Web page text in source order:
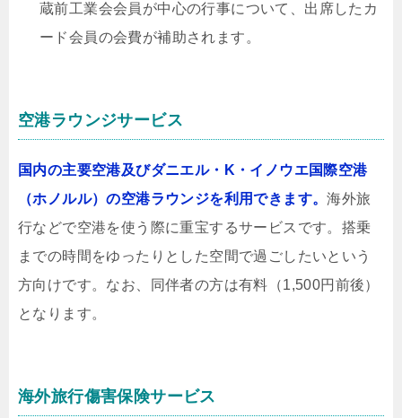
蔵前工業会会員が中心の行事について、出席したカ
ード会員の会費が補助されます。
空港ラウンジサービス
国内の主要空港及びダニエル・K・イノウエ国際空港
（ホノルル）の空港ラウンジを利用できます。海外旅
行などで空港を使う際に重宝するサービスです。搭乗
までの時間をゆったりとした空間で過ごしたいという
方向けです。なお、同伴者の方は有料（1,500円前後）
となります。
海外旅行傷害保険サービス